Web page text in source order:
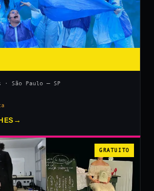
· São Paulo — SP
→
GRATUITO